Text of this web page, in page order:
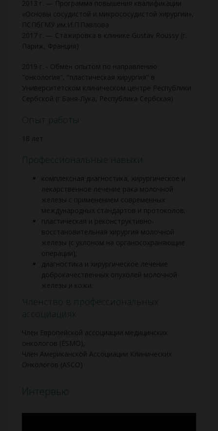
2013 г. — Программа повышения квалификации
«Основы сосудистой и микрососудистой хирургии»,
ПСПбГМУ им.И.П.Павлова
2017 г. — Стажировка в клинике Gustav Roussy (г.
Париж, Франция)
2019 г. - Обмен опытом по направлению
"онкология", "пластическая хирургия" в
Университетском клиническом центре Республики
Сербской (г.Баня-Лука, Республика Сербская)
Опыт работы
18 лет
Профессиональные навыки
комплексная диагностика, хирургическое и
лекарственное лечение рака молочной
железы с применением современных
международных стандартов и протоколов;
пластическая и реконструктивно-
восстановительная хирургия молочной
железы (с уклоном на органосохраняющие
операции);
диагностика и хирургическое лечение
доброкачественных опухолей молочной
железы и кожи.
Членство в профессиональных
ассоциациях
Член Европейской ассоциации медицинских
онкологов (ESMO),
Член Американской Ассоциации Клинических
Онкологов (ASCO)
Интервью